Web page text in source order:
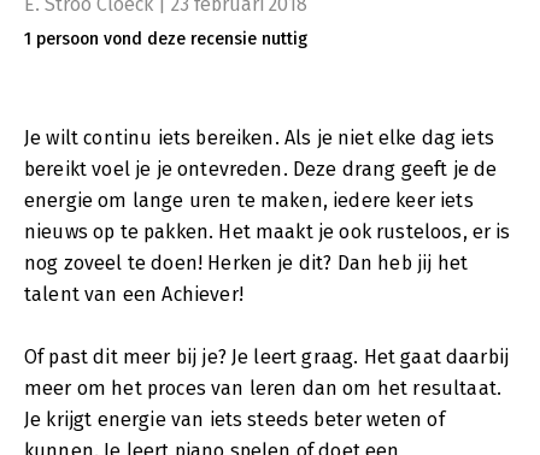
1 persoon vond deze recensie nuttig
Je wilt continu iets bereiken. Als je niet elke dag iets
bereikt voel je je ontevreden. Deze drang geeft je de
energie om lange uren te maken, iedere keer iets
nieuws op te pakken. Het maakt je ook rusteloos, er is
nog zoveel te doen! Herken je dit? Dan heb jij het
talent van een Achiever!
Of past dit meer bij je? Je leert graag. Het gaat daarbij
meer om het proces van leren dan om het resultaat.
Je krijgt energie van iets steeds beter weten of
kunnen. Je leert piano spelen of doet een